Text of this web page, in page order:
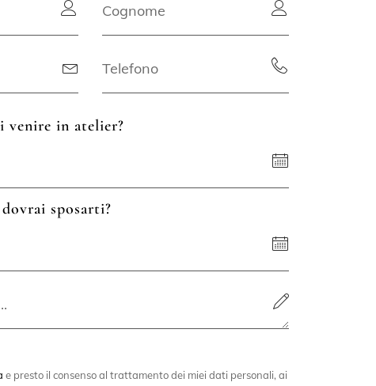
venire in atelier?
sposarti?
e presto il consenso al trattamento dei miei dati personali, ai